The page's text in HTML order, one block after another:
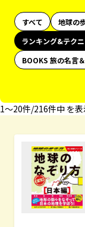
すべて 地球の
ランキング&テク
BOOKS 旅の名言
1〜20件/216件中 を